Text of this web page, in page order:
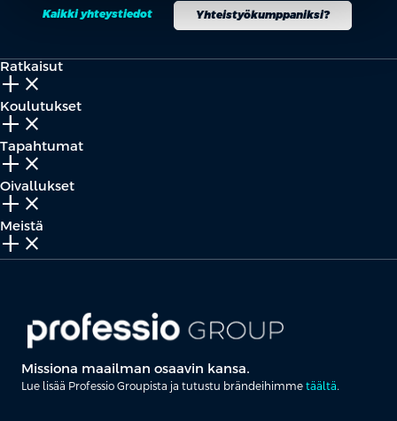
Kaikki yhteystiedot Yhteistyökumppaniksi?
Ratkaisut
add_2 close
Koulutukset
add_2 close
Tapahtumat
add_2 close
Oivallukset
add_2 close
Meistä
add_2 close
Missiona maailman osaavin kansa.
Lue lisää Professio Groupista ja tutustu brändeihimme täältä.